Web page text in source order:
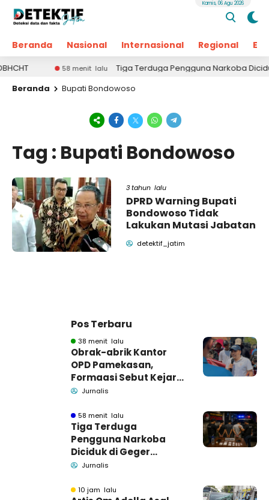
Beranda Nasional Internasional Regional
Kamis, 06 Agu 2026
58 menit lalu
Tiga Terduga Pengguna Narkoba Diciduk
Beranda
Bupati Bondowoso
Tag : Bupati Bondowoso
3 tahun lalu
DPRD Warning Bupati
Bondowoso Tidak
Lakukan Mutasi Jabatan
detektif_jatim
Pos Terbaru
38 menit lalu
Obrak-abrik Kantor
OPD Pamekasan,
Formaasi Sebut Kejari
Pamekasan
Jurnalis
58 menit lalu
Tiga Terduga
Pengguna Narkoba
Diciduk di Geger
Bangkalan, Polisi Masih
Barang Bukti
Jurnalis
10 jam lalu